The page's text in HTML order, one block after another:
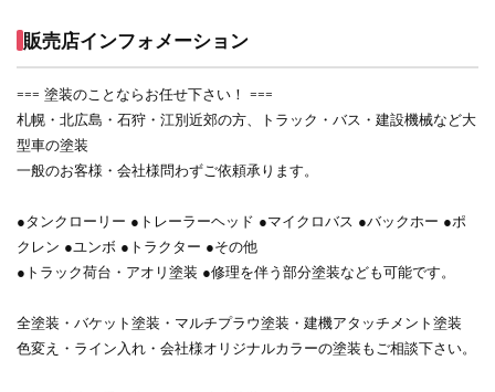
販売店インフォメーション
=== 塗装のことならお任せ下さい！ ===
札幌・北広島・石狩・江別近郊の方、トラック・バス・建設機械など大
型車の塗装
一般のお客様・会社様問わずご依頼承ります。
●タンクローリー ●トレーラーヘッド ●マイクロバス ●バックホー ●ポ
クレン ●ユンボ ●トラクター ●その他
●トラック荷台・アオリ塗装 ●修理を伴う部分塗装なども可能です。
全塗装・バケット塗装・マルチプラウ塗装・建機アタッチメント塗装
色変え・ライン入れ・会社様オリジナルカラーの塗装もご相談下さい。